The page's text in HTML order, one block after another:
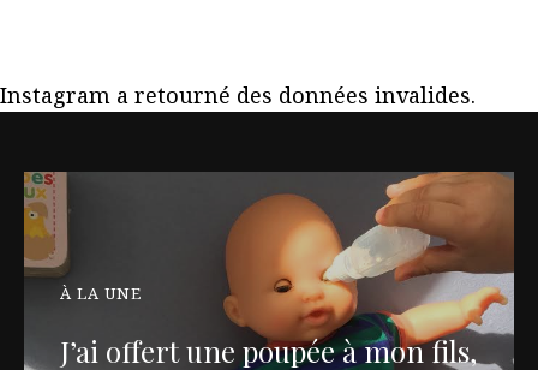
Instagram a retourné des données invalides.
À LA UNE
J’ai offert une poupée à mon fils,